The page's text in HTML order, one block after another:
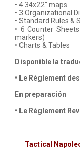
• 4 34x22" maps
• 3 Organizational
• Standard Rules &
• 6 Counter
markers)
• Charts & Tables
Disponible la
• Le Règlement
En preparación
• Le Règlement Rev
Tactical